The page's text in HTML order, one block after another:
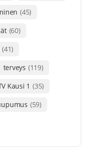
(45)
(60)
(41)
terveys (119)
Kausi 1 (35)
(59)